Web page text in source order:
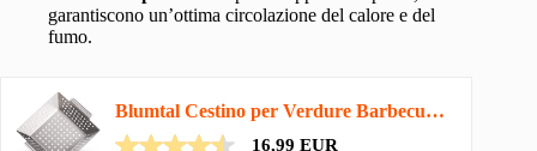
garantiscono un’ottima circolazione del calore e del
fumo.
Blumtal Cestino per Verdure Barbecue e Grill, in Acciaio Inox, Cestello Antiaderente per BBQ…
16,99 EUR